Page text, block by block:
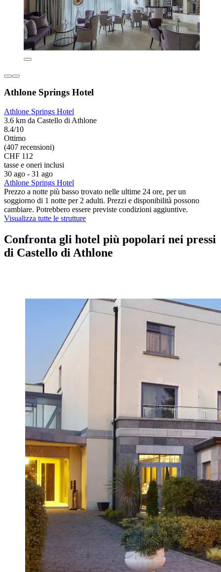
Athlone Springs Hotel
Athlone Springs Hotel
3.6 km da Castello di Athlone
8.4/10
Ottimo
(407 recensioni)
CHF 112
tasse e oneri inclusi
30 ago - 31 ago
Athlone Springs Hotel
Prezzo a notte più basso trovato nelle ultime 24 ore, per un
soggiorno di 1 notte per 2 adulti. Prezzi e disponibilità possono
cambiare. Potrebbero essere previste condizioni aggiuntive.
Visualizza tutte le strutture
Confronta gli hotel più popolari nei pressi
di Castello di Athlone